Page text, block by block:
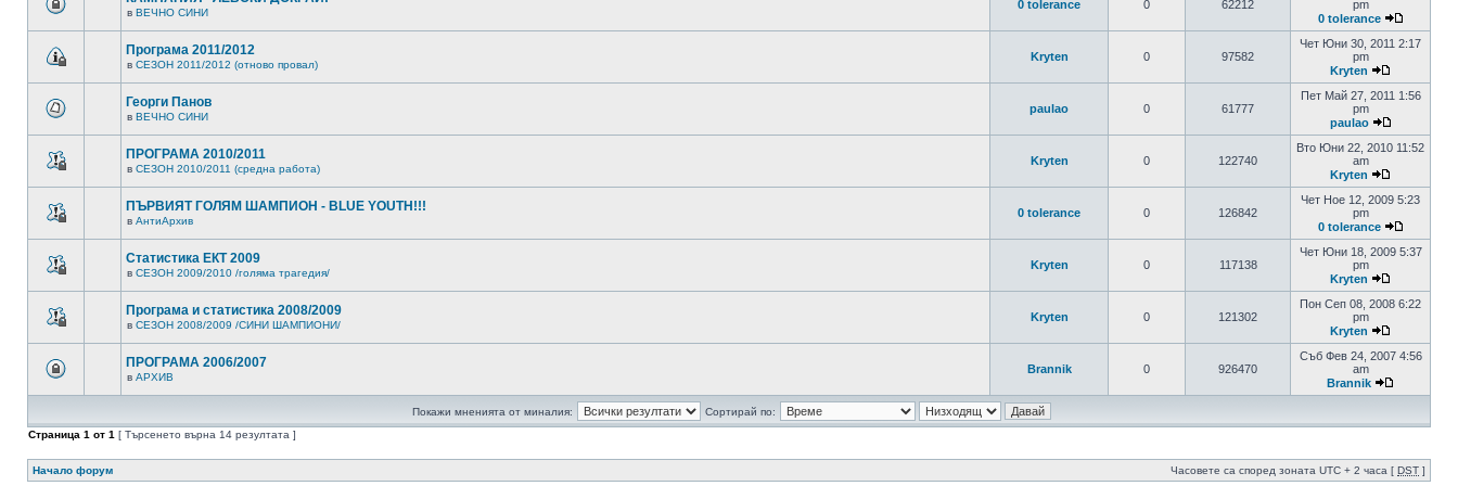
в ВЕЧНО СИНИ
0 tolerance 0 62212
pm
0 tolerance
Програма 2011/2012
в СЕЗОН 2011/2012 (отново провал)
Kryten 0 97582
Чет Юни 30, 2011 2:17
pm
Kryten
Георги Панов
в ВЕЧНО СИНИ
paulao 0 61777
Пет Май 27, 2011 1:56
pm
paulao
ПРОГРАМА 2010/2011
в СЕЗОН 2010/2011 (средна работа)
Kryten 0 122740
Вто Юни 22, 2010 11:52
am
Kryten
ПЪРВИЯТ ГОЛЯМ ШАМПИОН - BLUE YOUTH!!!
в АнтиАрхив
0 tolerance 0 126842
Чет Ное 12, 2009 5:23
pm
0 tolerance
Статистика ЕКТ 2009
в СЕЗОН 2009/2010 /голяма трагедия/
Kryten 0 117138
Чет Юни 18, 2009 5:37
pm
Kryten
Програма и статистика 2008/2009
в СЕЗОН 2008/2009 /СИНИ ШАМПИОНИ/
Kryten 0 121302
Пон Сеп 08, 2008 6:22
pm
Kryten
ПРОГРАМА 2006/2007
в АРХИВ
Brannik 0 926470
Съб Фев 24, 2007 4:56
am
Brannik
Покажи мненията от миналия:
Сортирай по:
Страница 1 от 1 [ Търсенето върна 14 резултата ]
Начало форум Часовете са според зоната UTC + 2 часа [ DST ]